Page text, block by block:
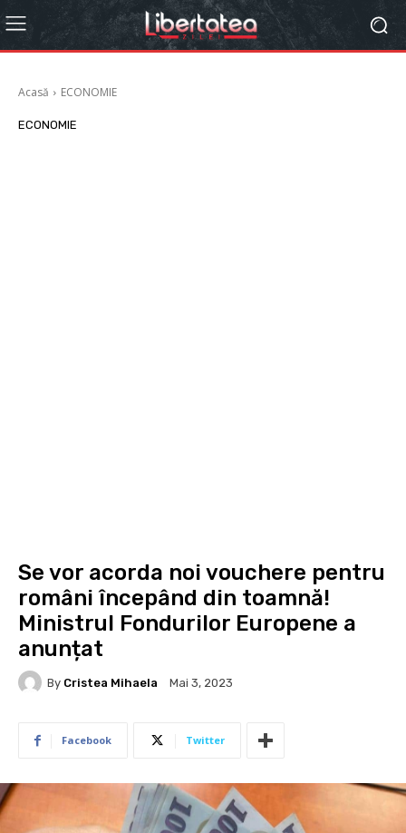
Acasă ECONOMIE
ECONOMIE
Se vor acorda noi vouchere pentru
români începând din toamnă!
Ministrul Fondurilor Europene a
anunțat
By Cristea Mihaela Mai 3, 2023
Facebook Twitter